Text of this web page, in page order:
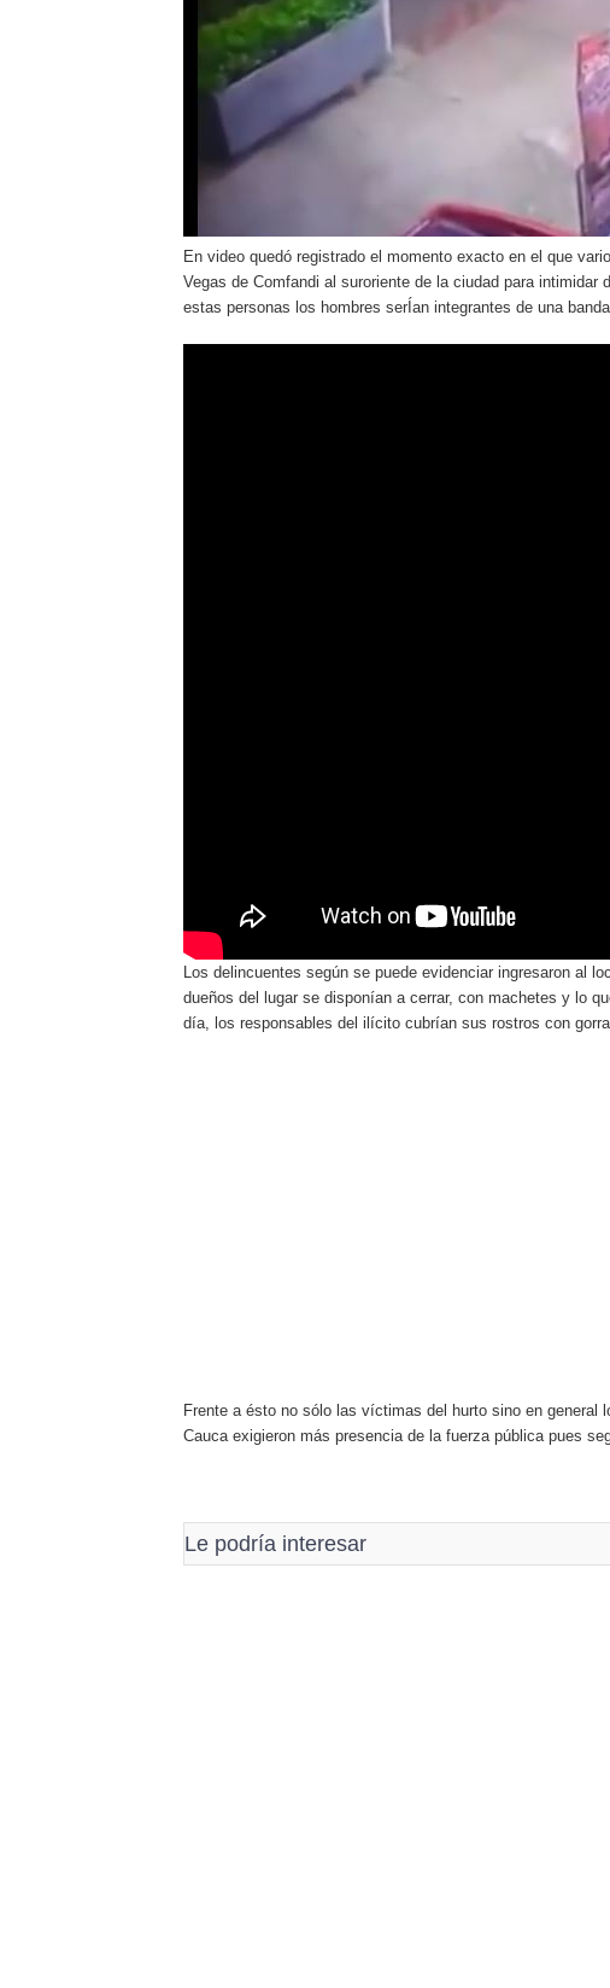
En video quedó registrado el momento exacto en el que
Vegas de Comfandi al suroriente de la ciudad para
estas personas los hombres serÍan integrantes de una
Los delincuentes según se puede evidenciar ingresaron al
dueños del lugar se disponían a cerrar, con machetes y lo
día, los responsables del ilícito cubrían sus rostros con
Frente a ésto no sólo las víctimas del hurto sino en general
Cauca exigieron más presencia de la fuerza pública pues
Le podría interesar